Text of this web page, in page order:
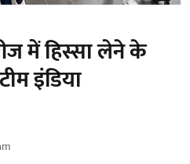
में हिस्सा लेने के
इंडिया